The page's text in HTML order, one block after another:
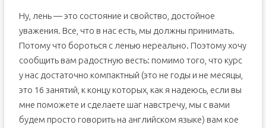
Ну, лень — это состояние и свойство, достойное
уважения. Все, что в нас есть, мы должны принимать.
Потому что бороться с ленью нереально. Поэтому хочу
сообщить вам радостную весть: помимо того, что курс
у нас достаточно компактный (это не годы и не месяцы,
это 16 занятий, к концу которых, как я надеюсь, если вы
мне поможете и сделаете шаг навстречу, мы с вами
будем просто говорить на английском языке) вам кое